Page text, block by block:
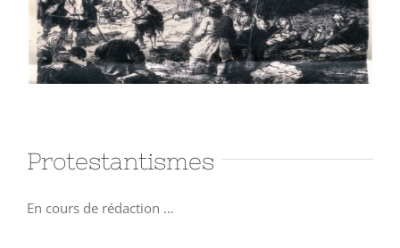
Protestantismes
En cours de rédaction …